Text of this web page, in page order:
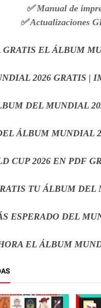
✅ Manual de
✅ Actualizaciones
GRATIS EL ÁLBUM
2026 GRATIS |
DEL MUNDIAL
ÁLBUM MUNDIAL
CUP 2026 EN PDF
TU ÁLBUM
ESPERADO DEL
EL ÁLBUM